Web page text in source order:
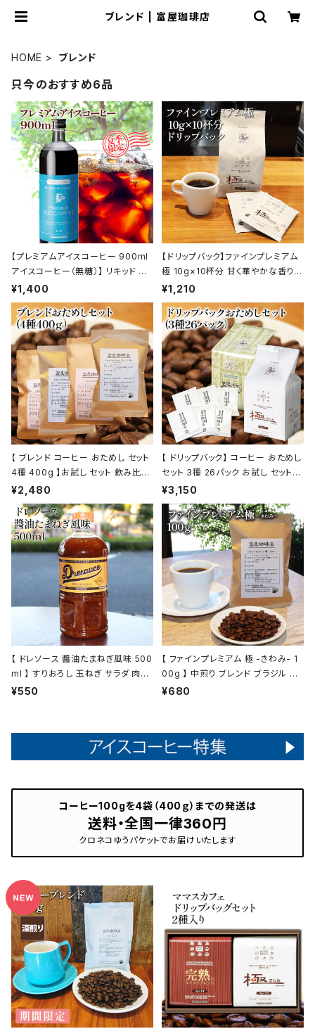
ブレンド | 富屋珈琲店
HOME ブレンド
只今のおすすめ6品
【プレミアムアイスコーヒー 900ml
アイスコーヒー（無糖）】 リキッド ア
イス 自家焙煎 ドリップ トミヤコーヒ
ー 通販
¥1,400
【ドリップバック】ファインプレミアム
極 10g×10杯分 甘く華やかな香りと
コク トミヤコーヒー 通販 ホテル 旅
館
¥1,210
【 ブレンド コーヒー おためし セット
4種 400g 】お試し セット 飲み比べ
コーヒー トミヤコーヒー 通販
¥2,480
【 ドリップバック】 コーヒー おためし
セット 3種 26パック お試し セット
飲み比べ コーヒー トミヤコーヒー
通販
¥3,150
【 ドレソース 醬油たまねぎ風味 500
ml 】 すりおろし 玉ねぎ サラダ 肉料
理 ドレッシング 万能調味料 お肉の
¥550
【 ファインプレミアム 極 -きわみ- 1
00g 】 中煎り ブレンド ブラジル エ
チオピア他 ドリップ トミヤコーヒー
¥680
コーヒー100gを4袋（400ｇ）までの発送は
送料・全国一律360円
クロネコゆうパケットでお届けいたします